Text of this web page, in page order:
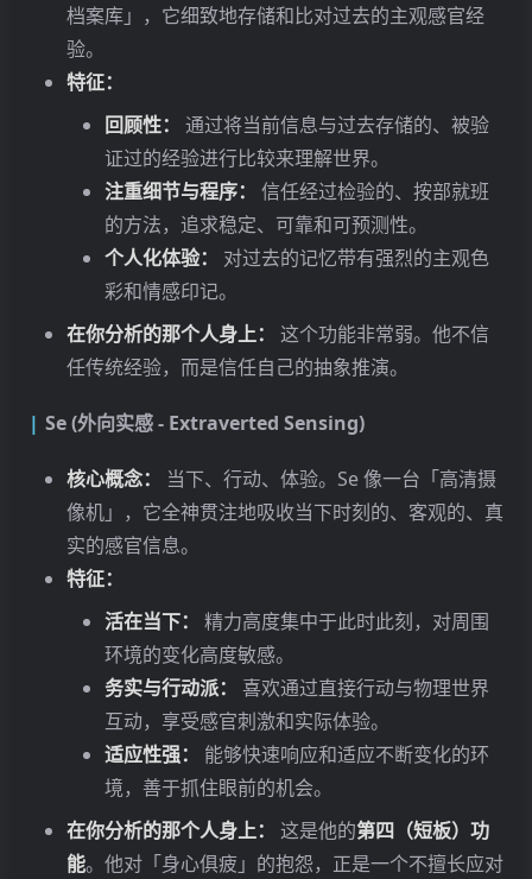
档案库」，它细致地存储和比对过去的主观感官经
验。
特征：
回顾性：
通过将当前信息与过去存储的、被验
证过的经验进行比较来理解世界。
注重细节与程序：
信任经过检验的、按部就班
的方法，追求稳定、可靠和可预测性。
个人化体验：
对过去的记忆带有强烈的主观色
彩和情感印记。
在你分析的那个人身上：
这个功能非常弱。他不信
任传统经验，而是信任自己的抽象推演。
Se (外向实感 - Extraverted Sensing)
核心概念：
当下、行动、体验。Se 像一台「高清摄
像机」，它全神贯注地吸收当下时刻的、客观的、真
实的感官信息。
特征：
活在当下：
精力高度集中于此时此刻，对周围
环境的变化高度敏感。
务实与行动派：
喜欢通过直接行动与物理世界
互动，享受感官刺激和实际体验。
适应性强：
能够快速响应和适应不断变化的环
境，善于抓住眼前的机会。
在你分析的那个人身上：
这是他的第四（短板）功
能。他对「身心俱疲」的抱怨，正是一个不擅长应对